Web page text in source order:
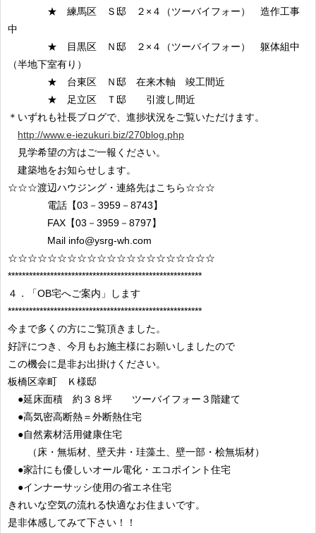
★ 練馬区 Ｓ邸 ２×４（ツーバイフォー） 造作工事
中
★ 目黒区 Ｎ邸 ２×４（ツーバイフォー） 躯体組中
（半地下室有り）
★ 台東区 Ｎ邸 在来木軸 竣工間近
★ 足立区 Ｔ邸 引渡し間近
＊いずれも社長ブログで、進捗状況をご覧いただけます。
http://www.e-iezukuri.biz/270blog.php
見学希望の方はご一報ください。
建築地をお知らせします。
☆☆☆渡辺ハウジング・連絡先はこちら☆☆☆
電話【03－3959－8743】
FAX【03－3959－8797】
Mail info@ysrg-wh.com
☆☆☆☆☆☆☆☆☆☆☆☆☆☆☆☆☆☆☆☆☆
*******************************************************
４．「OB宅へご案内」します
*******************************************************
今まで多くの方にご覧頂きました。
好評につき、今月もお施主様にお願いしましたので
この機会に是非お出掛けください。
板橋区幸町 Ｋ様邸
●延床面積 約３８坪 ツーバイフォー３階建て
●高気密高断熱＝外断熱住宅
●自然素材活用健康住宅
（床・無垢材、壁天井・珪藻土、壁一部・桧無垢材）
●家計にも優しいオール電化・エコポイント住宅
●インナーサッシ使用の省エネ住宅
きれいな空気の流れる快適なお住まいです。
是非体感してみて下さい！！